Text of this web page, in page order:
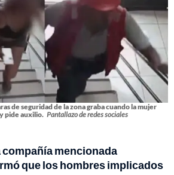
de seguridad de la zona graba cuando la mujer
pide auxilio. Pantallazo de redes sociales
compañía mencionada
que los hombres implicados